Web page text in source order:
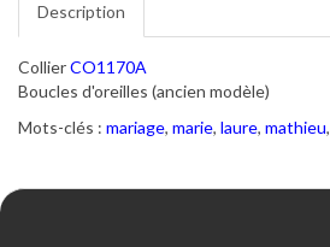
Description
CollierCO1170A
Boucles d'oreilles (ancien modèle)
Mots-clés : mariage, marie, laure, mathieu,